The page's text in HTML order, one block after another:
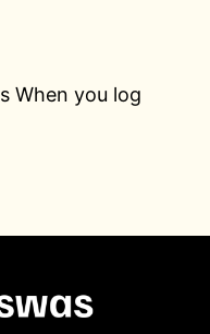
When you log